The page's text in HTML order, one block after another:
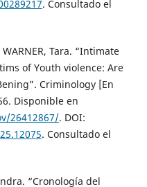
. Consultado el
Tara. “Intimate
of Youth violence: Are
Criminology [En
Disponible en
26412867/. DOI:
. Consultado el
“Cronología del